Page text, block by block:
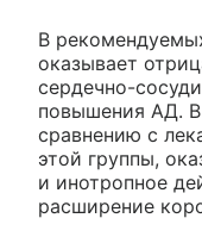
В
оказывает
сердечно-
повышения АД.
сравнению с
этой группы,
и инотропное
расширение